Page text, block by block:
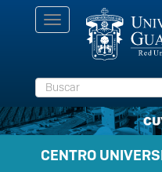
Toggle
navigation
Buscar
CENTRO